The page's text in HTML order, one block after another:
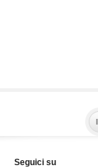
Seguici su